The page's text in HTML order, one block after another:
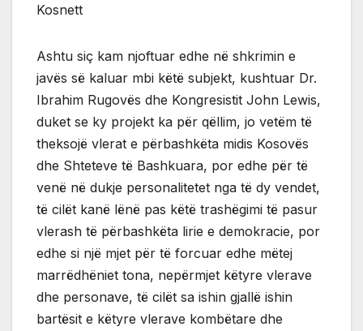
Kosnett
Ashtu siç kam njoftuar edhe në shkrimin e
javës së kaluar mbi këtë subjekt, kushtuar Dr.
Ibrahim Rugovës dhe Kongresistit John Lewis,
duket se ky projekt ka për qëllim, jo vetëm të
theksojë vlerat e përbashkëta midis Kosovës
dhe Shteteve të Bashkuara, por edhe për të
venë në dukje personalitetet nga të dy vendet,
të cilët kanë lënë pas këtë trashëgimi të pasur
vlerash të përbashkëta lirie e demokracie, por
edhe si një mjet për të forcuar edhe mëtej
marrëdhëniet tona, nepërmjet këtyre vlerave
dhe personave, të cilët sa ishin gjallë ishin
bartësit e këtyre vlerave kombëtare dhe